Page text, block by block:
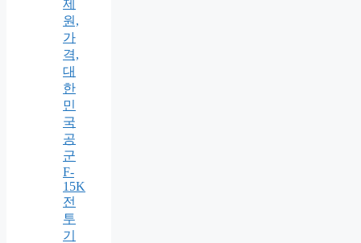
제
원,
가
격,
대
한
민
국
공
군
F-
15K
전
투
기